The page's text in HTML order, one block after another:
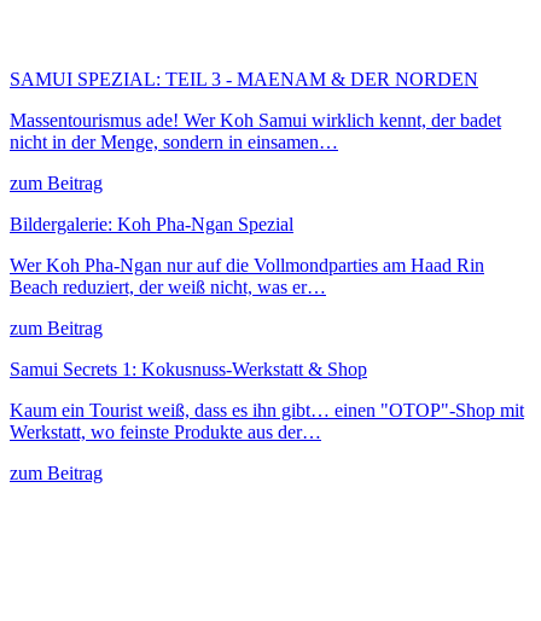
SAMUI SPEZIAL: TEIL 3 - MAENAM & DER NORDEN
Massentourismus ade! Wer Koh Samui wirklich kennt, der badet
nicht in der Menge, sondern in einsamen…
zum Beitrag
Bildergalerie: Koh Pha-Ngan Spezial
Wer Koh Pha-Ngan nur auf die Vollmondparties am Haad Rin
Beach reduziert, der weiß nicht, was er…
zum Beitrag
Samui Secrets 1: Kokusnuss-Werkstatt & Shop
Kaum ein Tourist weiß, dass es ihn gibt… einen "OTOP"-Shop mit
Werkstatt, wo feinste Produkte aus der…
zum Beitrag